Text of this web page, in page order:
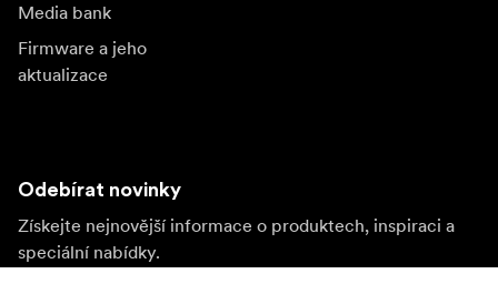
Media bank
Firmware a jeho
aktualizace
Odebírat novinky
Získejte nejnovější informace o produktech, inspiraci a
speciální nabídky.